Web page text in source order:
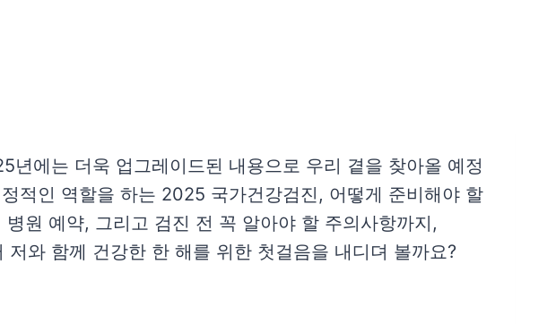
에는 더욱 업그레이드된 내용으로 우리 곁을 찾아올 예정
적인 역할을 하는 2025 국가건강검진, 어떻게 준비해야 할
원 예약, 그리고 검진 전 꼭 알아야 할 주의사항까지,
와 함께 건강한 한 해를 위한 첫걸음을 내디뎌 볼까요?